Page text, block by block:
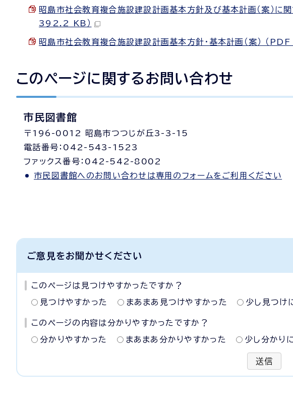
昭島市社会教育複合施設建設計画基本方針及び基本計画（案）に
392.2 KB）
昭島市社会教育複合施設建設計画基本方針・基本計画（案） （
このページに関するお問い合わせ
市民図書館
〒196-0012 昭島市つつじが丘3-3-15
電話番号：042-543-1523
ファックス番号：042-542-8002
市民図書館へのお問い合わせは専用のフォームをご利用ください
ご意見をお聞かせください
このページは見つけやすかったですか？
見つけやすかった まあまあ見つけやすかった 少し見つけ
このページの内容は分かりやすかったですか？
分かりやすかった まあまあ分かりやすかった 少し分かり
送信